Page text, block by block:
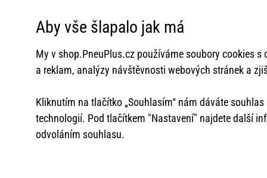
Aby vše šlapalo jak má
My v shop.PneuPlus.cz používáme soubory cookies s
a reklam, analýzy návštěvnosti webových stránek a
Kliknutím na tlačítko „Souhlasím“ nám dáváte
technologií. Pod tlačítkem "Nastavení" najdete další
odvoláním souhlasu.